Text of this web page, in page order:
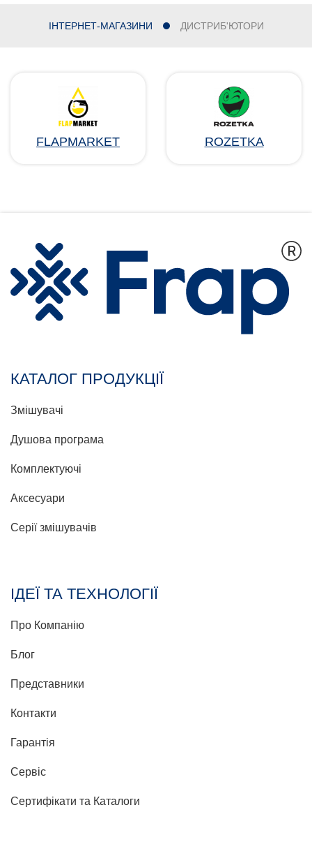
ІНТЕРНЕТ-МАГАЗИНИ ДИСТРИБ'ЮТОРИ
FLAPMARKET ROZETKA
КАТАЛОГ ПРОДУКЦІЇ
Змішувачі
Душова програма
Комплектуючі
Аксесуари
Серії змішувачів
ІДЕЇ ТА ТЕХНОЛОГІЇ
Про Компанію
Блог
Представники
Контакти
Гарантія
Сервіс
Сертифікати та Каталоги